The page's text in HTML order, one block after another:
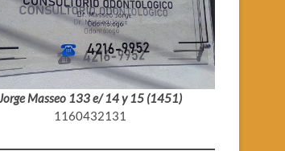
Jorge Masseo 133 e/ 14 y 15 (1451)
1160432131